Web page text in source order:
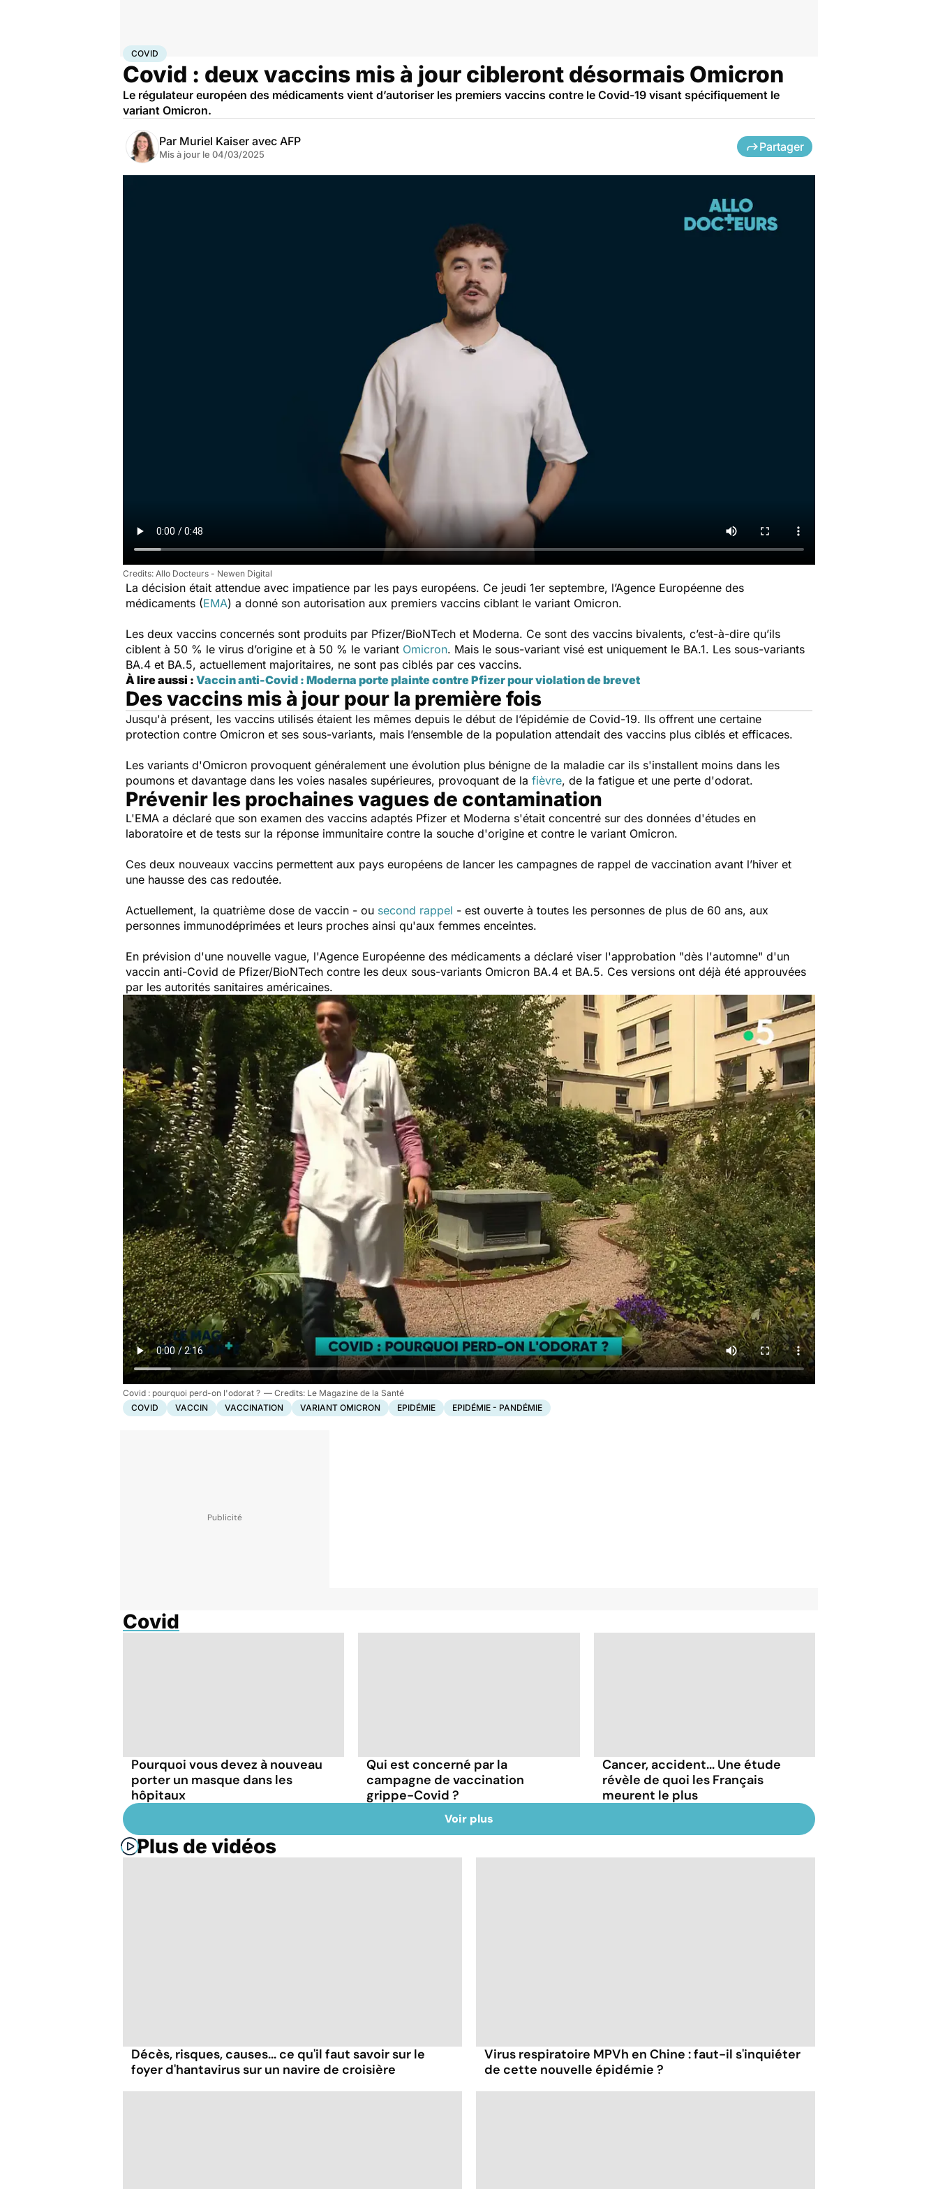
AccueilSanté
COVID
Covid : deux vaccins mis à jour cibleront désormais Omicron
Le régulateur européen des médicaments vient d’autoriser les premiers vaccins contre le Covid-19 visant spécifiquement le
variant Omicron.
Par Muriel Kaiser avec AFP
Mis à jour le 04/03/2025
Partager
Allo Docteurs - Newen Digital
La décision était attendue avec impatience par les pays européens. Ce jeudi 1er septembre, l’Agence Européenne des
médicaments (EMA) a donné son autorisation aux premiers vaccins ciblant le variant Omicron.
Les deux vaccins concernés sont produits par Pfizer/BioNTech et Moderna. Ce sont des vaccins bivalents, c’est-à-dire qu’ils
ciblent à 50 % le virus d’origine et à 50 % le variant Omicron. Mais le sous-variant visé est uniquement le BA.1. Les sous-variants
BA.4 et BA.5, actuellement majoritaires, ne sont pas ciblés par ces vaccins.
À lire aussi : Vaccin anti-Covid : Moderna porte plainte contre Pfizer pour violation de brevet
Des vaccins mis à jour pour la première fois
Jusqu'à présent, les vaccins utilisés étaient les mêmes depuis le début de l’épidémie de Covid-19. Ils offrent une certaine
protection contre Omicron et ses sous-variants, mais l’ensemble de la population attendait des vaccins plus ciblés et efficaces.
Les variants d'Omicron provoquent généralement une évolution plus bénigne de la maladie car ils s'installent moins dans les
poumons et davantage dans les voies nasales supérieures, provoquant de la fièvre, de la fatigue et une perte d'odorat.
Prévenir les prochaines vagues de contamination
L'EMA a déclaré que son examen des vaccins adaptés Pfizer et Moderna s'était concentré sur des données d'études en
laboratoire et de tests sur la réponse immunitaire contre la souche d'origine et contre le variant Omicron.
Ces deux nouveaux vaccins permettent aux pays européens de lancer les campagnes de rappel de vaccination avant l’hiver et
une hausse des cas redoutée.
Actuellement, la quatrième dose de vaccin - ou second rappel - est ouverte à toutes les personnes de plus de 60 ans, aux
personnes immunodéprimées et leurs proches ainsi qu'aux femmes enceintes.
En prévision d'une nouvelle vague, l'Agence Européenne des médicaments a déclaré viser l'approbation "dès l'automne" d'un
vaccin anti-Covid de Pfizer/BioNTech contre les deux sous-variants Omicron BA.4 et BA.5. Ces versions ont déjà été approuvées
par les autorités sanitaires américaines.
Covid : pourquoi perd-on l'odorat ?
Le Magazine de la Santé
COVID
VACCIN VACCINATION VARIANT OMICRON EPIDÉMIE EPIDÉMIE - PANDÉMIE
Covid
Pourquoi vous devez à nouveau
porter un masque dans les
hôpitaux
Qui est concerné par la
campagne de vaccination
grippe-Covid ?
Cancer, accident... Une étude
révèle de quoi les Français
meurent le plus
Voir plus
Plus de vidéos
Décès, risques, causes... ce qu'il faut savoir sur le
foyer d'hantavirus sur un navire de croisière
Virus respiratoire MPVh en Chine : faut-il s'inquiéter
de cette nouvelle épidémie ?